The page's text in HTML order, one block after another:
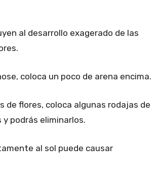
al desarrollo exagerado de las
coloca un poco de arena encima.
de flores, coloca algunas rodajas de
podrás eliminarlos.
al sol puede causar